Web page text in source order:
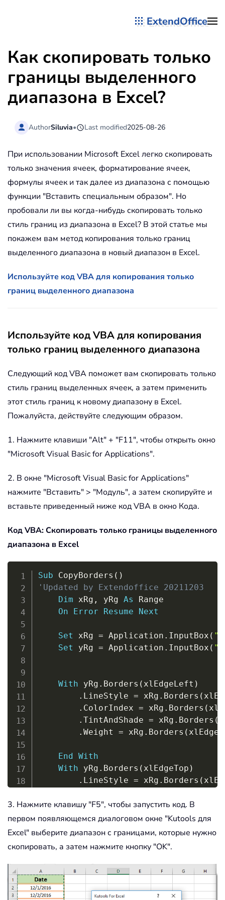
ExtendOffice
Как скопировать только
границы выделенного
диапазона в Excel?
AuthorSiluvia• Last modified2025-08-26
При использовании Microsoft Excel легко скопировать
только значения ячеек, форматирование ячеек,
формулы ячеек и так далее из диапазона с помощью
функции "Вставить специальным образом". Но
пробовали ли вы когда-нибудь скопировать только
стиль границ из диапазона в Excel? В этой статье мы
покажем вам метод копирования только границ
выделенного диапазона в новый диапазон в Excel.
Используйте код VBA для копирования только
границ выделенного диапазона
Используйте код VBA для копирования
только границ выделенного диапазона
Следующий код VBA поможет вам скопировать только
стиль границ выделенных ячеек, а затем применить
этот стиль границ к новому диапазону в Excel.
Пожалуйста, действуйте следующим образом.
1. Нажмите клавиши "Alt" + "F11", чтобы открыть окно
"Microsoft Visual Basic for Applications".
2. В окне "Microsoft Visual Basic for Applications"
нажмите "Вставить" > "Модуль", а затем скопируйте и
вставьте приведенный ниже код VBA в окно Кода.
Код VBA: Скопировать только границы выделенного
диапазона в Excel
Sub CopyBorders ( )
'Updated by Extendoffice 20211203
Dim xRg , yRg As Range
On
Error Resume Next
Set xRg = Application . InputBox (
Set yRg = Application . InputBox (
With yRg . Borders ( xlEdgeLeft )
. LineStyle = xRg . Borders (
. ColorIndex = xRg . Borders (
. TintAndShade = xRg . Borders (
. Weight = xRg . Borders (
End
With
With yRg . Borders ( xlEdgeTop )
. LineStyle = xRg . Borders (
.TintAndShade = xRg.Borders
.Weight = xRg .Borders(
.
LineStyle = xRg .
.ColorIndex = xRg.Borders(
.TintAndShade = xRg.Borders(
.Weight = xRg.Borders(
3. Нажмите клавишу "F5", чтобы запустить код. В
первом появляющемся диалоговом окне "Kutools для
Excel" выберите диапазон с границами, которые нужно
скопировать, а затем нажмите кнопку "OK".